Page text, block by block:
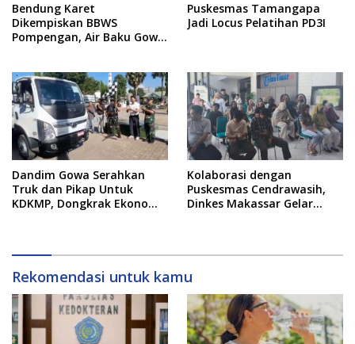
Bendung Karet
Dikempiskan BBWS
Pompengan, Air Baku Gowa
Puskesmas Tamangapa
Jadi Locus Pelatihan PD3I
Dandim Gowa Serahkan
Truk dan Pikap Untuk
KDKMP, Dongkrak Ekonomi
Kolaborasi dengan
Puskesmas Cendrawasih,
Dinkes Makassar Gelar
Rekomendasi untuk kamu